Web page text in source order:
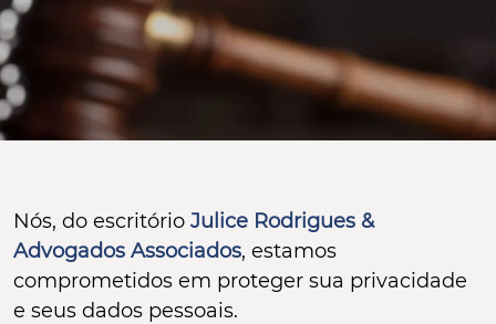
Nós, do escritório Julice Rodrigues &
Advogados Associados, estamos
comprometidos em proteger sua privacidade
e seus dados pessoais.